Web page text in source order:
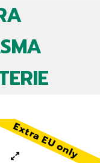
Extra EU only